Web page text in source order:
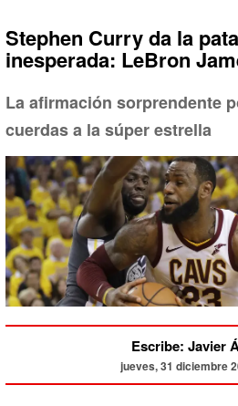
Stephen Curry da la
inesperada: LeBron
La afirmación sorprendente
cuerdas a la súper estrella
Escribe: Javier
jueves, 31 diciembre